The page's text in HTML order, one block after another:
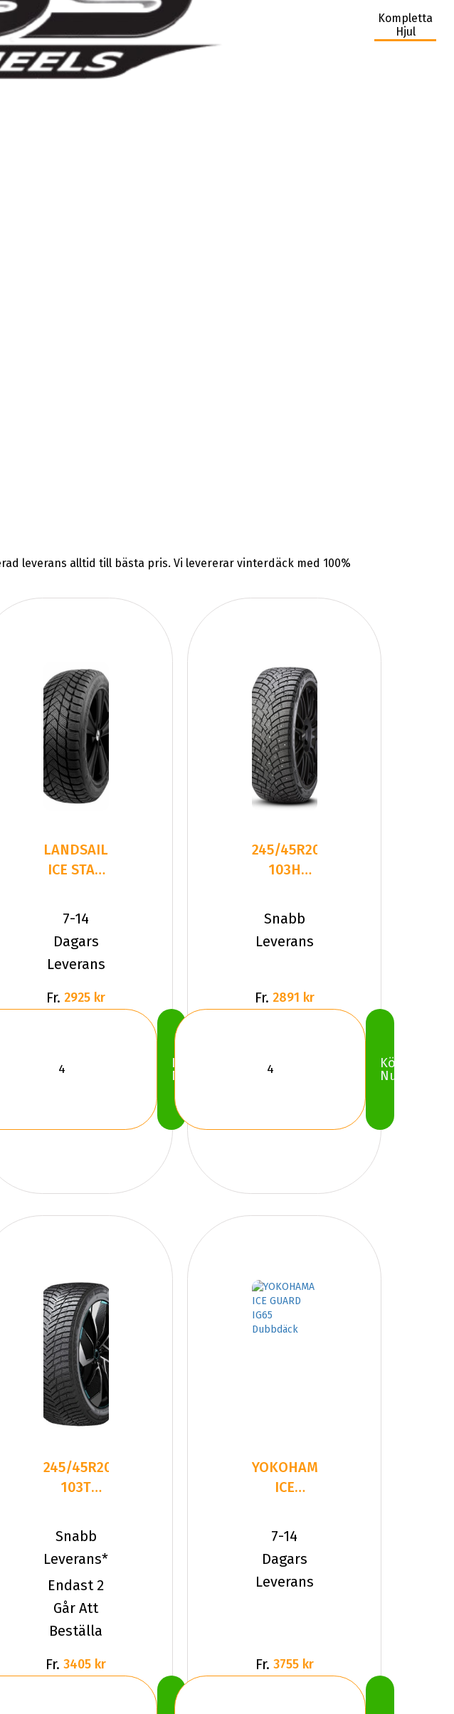
Kompletta
Hjul
leverans alltid till bästa pris. Vi levererar vinterdäck med 100%
LANDSAIL
ICE STAR
245/45R20
103 H
7-14
Dagars
Leverans
Fr. 2925 kr
Köp
Nu
245/45R20
103H
SCORPION
ICE ZER
Snabb
Leverans
Fr. 2891 kr
Köp
Nu
245/45R20
103T
IW04A
Nordic
Snabb
Leverans*
Endast 2
Går Att
Beställa
Fr. 3405 kr
YOKOHAMA
ICE
IG65
103 T XL
7-14
Dagars
Leverans
Fr. 3755 kr